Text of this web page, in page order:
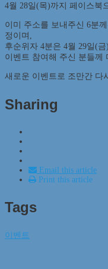
4월 28일(목)까지 페이스북
이미 주소를 보내주신 6분
정이며,
후순위자 4분은 4월 29일(
이벤트 참여해 주신 분들께
새로운 이벤트로 조만간 다
Sharing
Email this article
Print this article
Tags
이벤트